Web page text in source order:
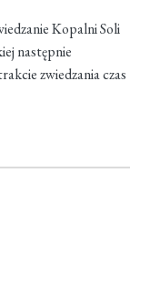
Kopalni Soli
następnie
zwiedzania czas